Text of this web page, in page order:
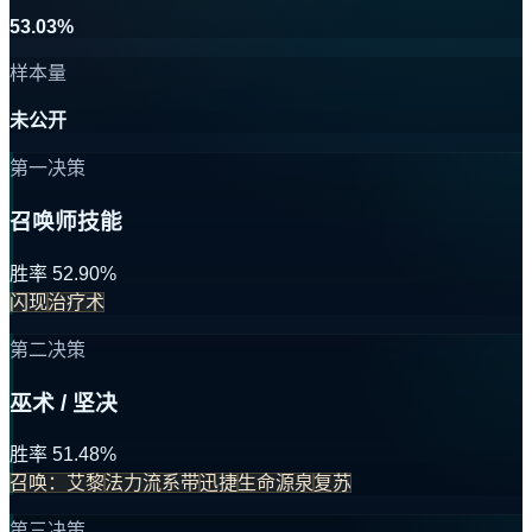
53.03%
样本量
未公开
第一决策
召唤师技能
胜率 52.90%
闪现治疗术
第二决策
巫术 / 坚决
胜率 51.48%
召唤：艾黎法力流系带迅捷生命源泉复苏